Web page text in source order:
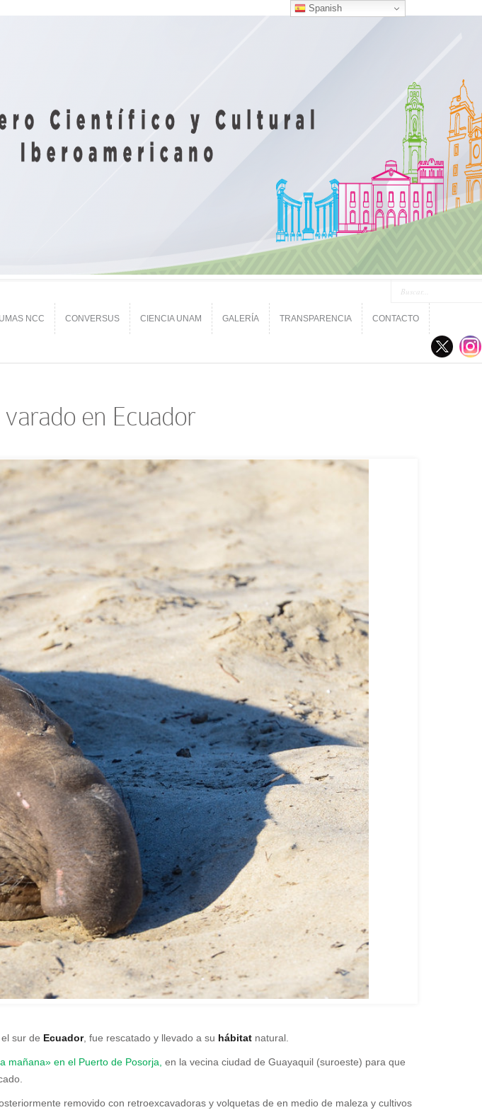
NCC CONVERSUS CIENCIA UNAM GALERÍA TRANSPARENCIA CONTACTO
en Ecuador
sur de Ecuador, fue rescatado y llevado a su hábitat natural.
mañana» en el Puerto de Posorja, en la vecina ciudad de Guayaquil (suroeste) para que
removido con retroexcavadoras y volquetas de en medio de maleza y cultivos
Spanish